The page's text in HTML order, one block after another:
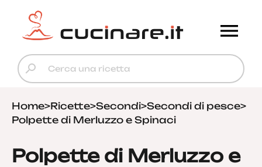
Home>Ricette>Secondi>Secondi di pesce>
Polpette di Merluzzo e Spinaci
Polpette di Merluzzo e